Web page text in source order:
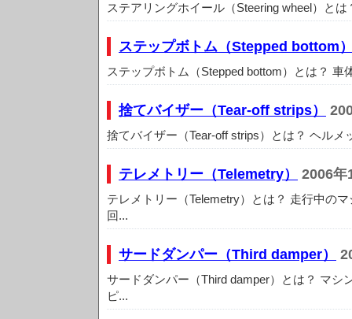
ステアリングホイール（Steering wheel）と
ステップボトム（Stepped bottom
ステップボトム（Stepped bottom）とは？ 車
捨てバイザー（Tear-off strips）
捨てバイザー（Tear-off strips）とは？ ヘルメ
テレメトリー（Telemetry） 2006年
テレメトリー（Telemetry）とは？ 走行中の
回...
サードダンパー（Third damper）
サードダンパー（Third damper）とは？ マシ
ピ...